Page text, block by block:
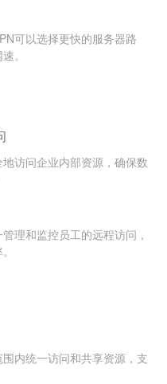
可以选择更快的服务器路
。
访问企业内部资源，确保数
理和监控员工的远程访问，
内统一访问和共享资源，支